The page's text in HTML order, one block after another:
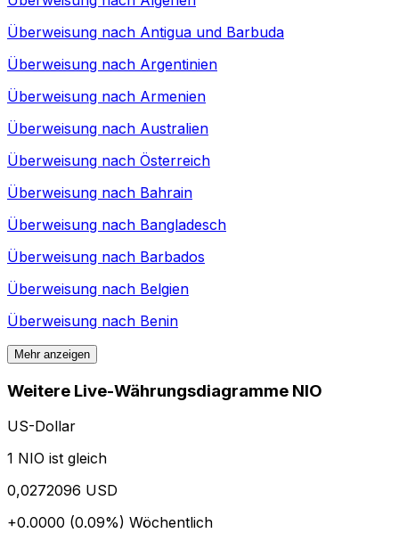
Überweisung nach Antigua und Barbuda
Überweisung nach Argentinien
Überweisung nach Armenien
Überweisung nach Australien
Überweisung nach Österreich
Überweisung nach Bahrain
Überweisung nach Bangladesch
Überweisung nach Barbados
Überweisung nach Belgien
Überweisung nach Benin
Mehr anzeigen
Weitere Live-Währungsdiagramme NIO
US-Dollar
1 NIO ist gleich
0,0272096 USD
+0.0000 (0.09%) Wöchentlich